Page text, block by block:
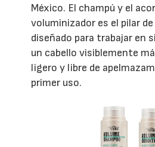
México. El champú y el
voluminizador es el pilar
diseñado para trabajar en
un cabello visiblemente
ligero y libre de
primer uso.